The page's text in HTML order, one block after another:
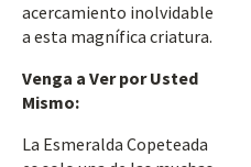
acercamiento inolvidable
a esta magnífica criatura.
Venga a Ver por Usted
Mismo:
La Esmeralda Copeteada